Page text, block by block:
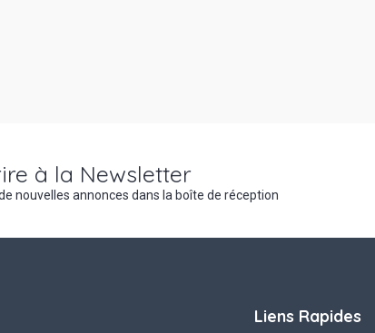
à la Newsletter
nouvelles annonces dans la boîte de réception
Liens Rapides